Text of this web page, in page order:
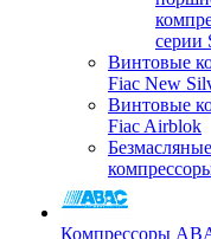
серии
Винтовые
Fiac New
Винтовые
Fiac Airblok
Безмасляные
Компрессоры